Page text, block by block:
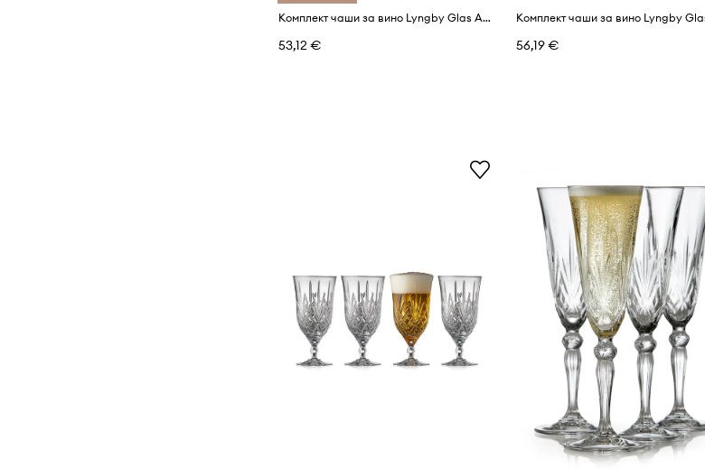
Комплект чаши за вино Lyngby Glas Aquavit (6 броя)
53,12 € 56,19 €